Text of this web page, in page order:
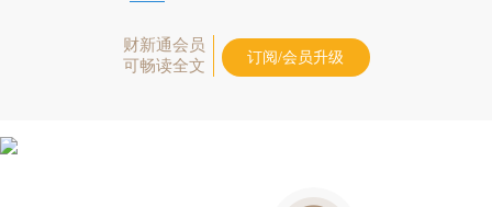
财新通会员
可畅读全文
订阅/会员升级